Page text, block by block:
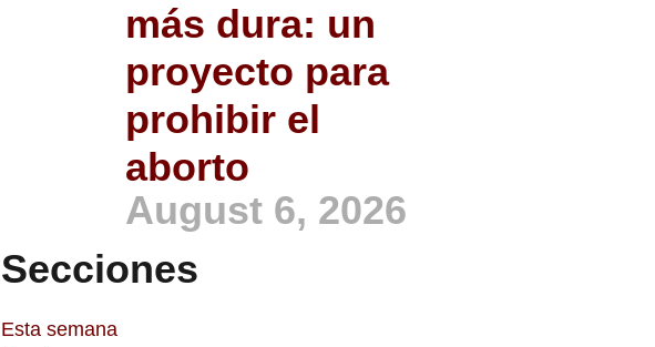
más dura: un
proyecto para
prohibir el
aborto
August 6, 2026
Secciones
Esta semana